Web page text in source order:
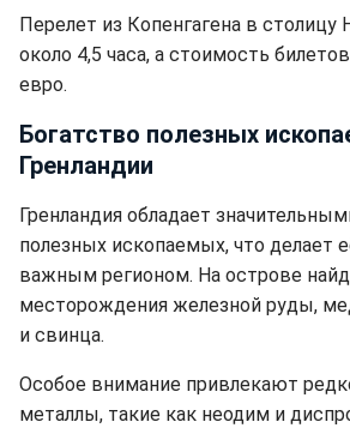
Перелет из Копенгагена в столицу
около 4,5 часа, а стоимость
евро.
Богатство полезных
Гренландии
Гренландия обладает
полезных ископаемых, что делает
важным регионом. На острове
месторождения железной руды,
и свинца.
Особое внимание привлекают
металлы, такие как неодим и